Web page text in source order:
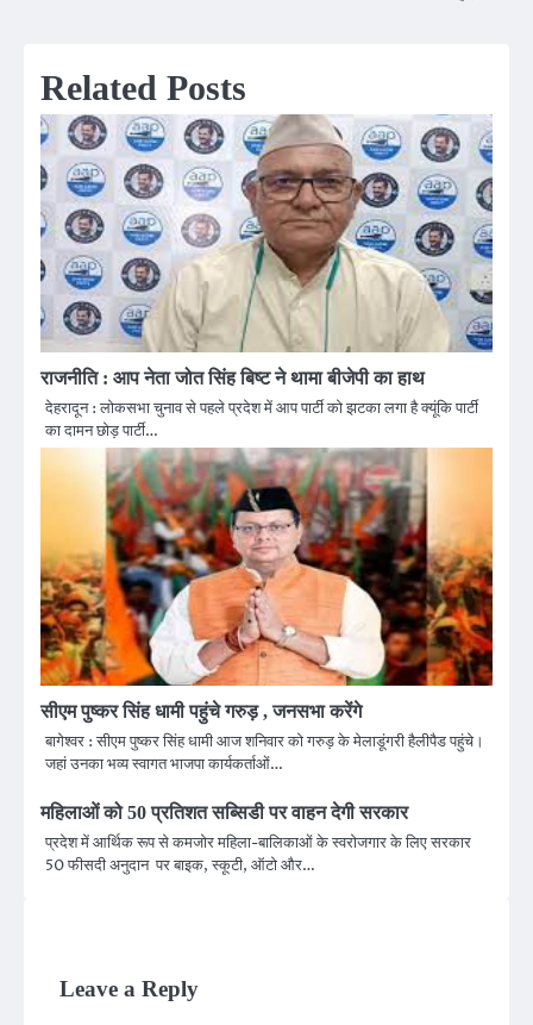
Related Posts
राजनीति : आप नेता जोत सिंह बिष्ट ने थामा बीजेपी का हाथ
देहरादून : लोकसभा चुनाव से पहले प्रदेश में आप पार्टी को झटका लगा है क्यूंकि पार्टी
का दामन छोड़ पार्टी…
सीएम पुष्कर सिंह धामी पहुंचे गरुड़ , जनसभा करेंगे
बागेश्वर : सीएम पुष्कर सिंह धामी आज शनिवार को गरुड़ के मेलाडूंगरी हैलीपैड पहुंचे।
जहां उनका भव्य स्वागत भाजपा कार्यकर्ताओं…
महिलाओं को 50 प्रतिशत सब्सिडी पर वाहन देगी सरकार
प्रदेश में आर्थिक रूप से कमजोर महिला-बालिकाओं के स्वरोजगार के लिए सरकार
50 फीसदी अनुदान पर बाइक, स्कूटी, ऑटो और…
Leave a Reply